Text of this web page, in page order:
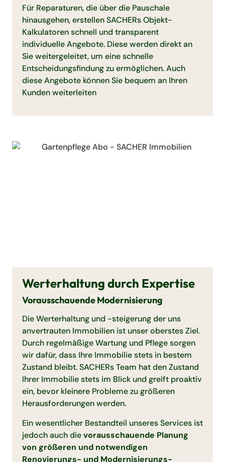
Für Reparaturen, die über die Pauschale
hinausgehen, erstellen SACHERs Objekt-
Kalkulatoren schnell und transparent
individuelle Angebote. Diese werden direkt an
Sie weitergeleitet, um eine schnelle
Entscheidungsfindung zu ermöglichen. Auch
diese Angebote können Sie bequem an Ihren
Kunden weiterleiten
Werterhaltung durch Expertise
Vorausschauende Modernisierung
Die Werterhaltung und -steigerung der uns
anvertrauten Immobilien ist unser oberstes Ziel.
Durch regelmäßige Wartung und Pflege sorgen
wir dafür, dass Ihre Immobilie stets in bestem
Zustand bleibt. SACHERs Team hat den Zustand
Ihrer Immobilie stets im Blick und greift proaktiv
ein, bevor kleinere Probleme zu größeren
Herausforderungen werden.
Ein wesentlicher Bestandteil unseres Services ist
jedoch auch dievorausschauende Planung
von größeren und notwendigen
Renovierungs- und Modernisierungs-